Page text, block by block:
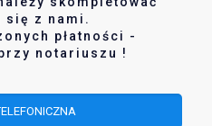
się z nami.
płatności -
notariuszu !